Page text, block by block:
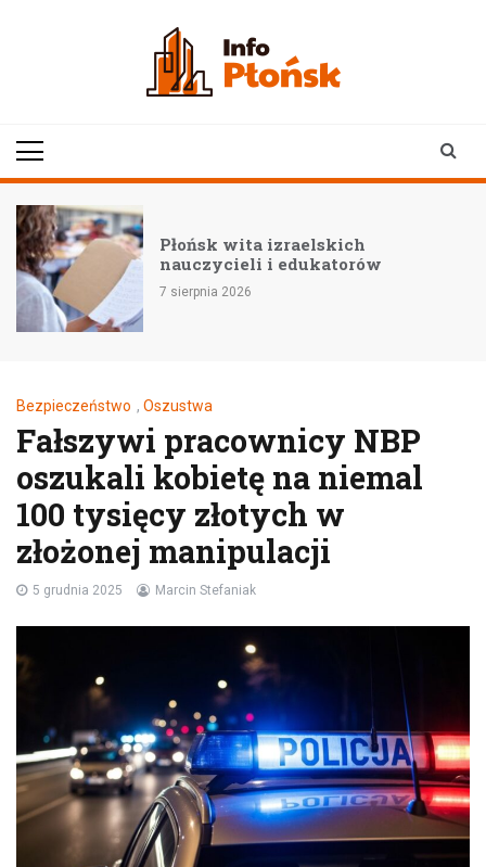
Gwałtowne wzrosty wód:
ostrzeżenie dla
rzeki Wisły i okolic
Bezpieczeństwo , Oszustwa
Fałszywi pracownicy NBP
oszukali kobietę na niemal
100 tysięcy złotych w
złożonej manipulacji
5 grudnia 2025 Marcin Stefaniak